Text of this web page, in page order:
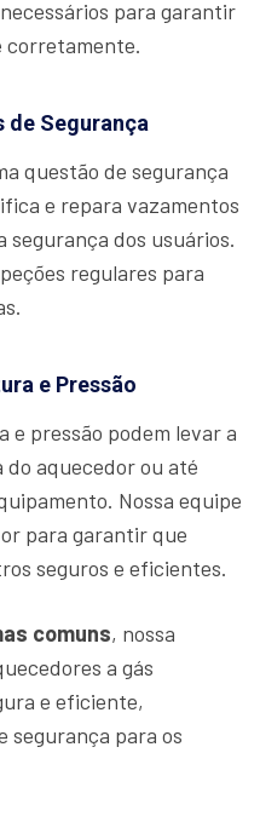
para garantir
corretamente.
de Segurança
questão de segurança
e repara vazamentos
dos usuários.
regulares para
e Pressão
e pressão podem levar a
aquecedor ou até
Nossa equipe
para garantir que
seguros e eficientes.
comuns, nossa
a gás
e eficiente,
segurança para os